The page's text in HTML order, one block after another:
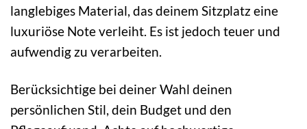
langlebiges Material, das deinem Sitzplatz eine
luxuriöse Note verleiht. Es ist jedoch teuer und
aufwendig zu verarbeiten.
Berücksichtige bei deiner Wahl deinen
persönlichen Stil, dein Budget und den